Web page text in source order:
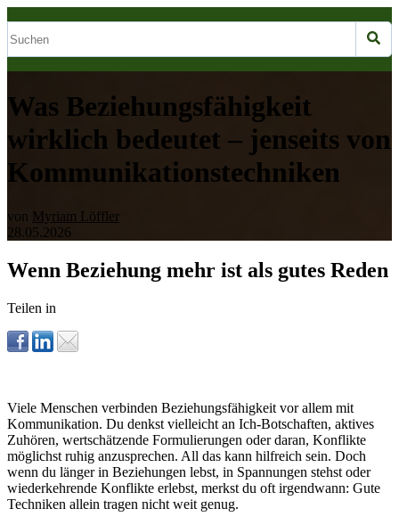
Was Beziehungsfähigkeit
wirklich bedeutet – jenseits von
Kommunikationstechniken
von Myriam Löffler
28.05.2026
Wenn Beziehung mehr ist als gutes Reden
Teilen in
Viele Menschen verbinden Beziehungsfähigkeit vor allem mit
Kommunikation. Du denkst vielleicht an Ich-Botschaften, aktives
Zuhören, wertschätzende Formulierungen oder daran, Konflikte
möglichst ruhig anzusprechen. All das kann hilfreich sein. Doch
wenn du länger in Beziehungen lebst, in Spannungen stehst oder
wiederkehrende Konflikte erlebst, merkst du oft irgendwann: Gute
Techniken allein tragen nicht weit genug.